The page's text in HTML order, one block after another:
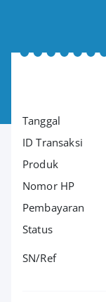
Tanggal
ID Transaksi
Produk
Nomor HP
Pembayaran
Status
SN/Ref